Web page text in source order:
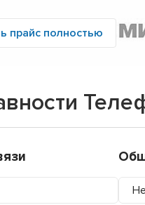
прайс полностью